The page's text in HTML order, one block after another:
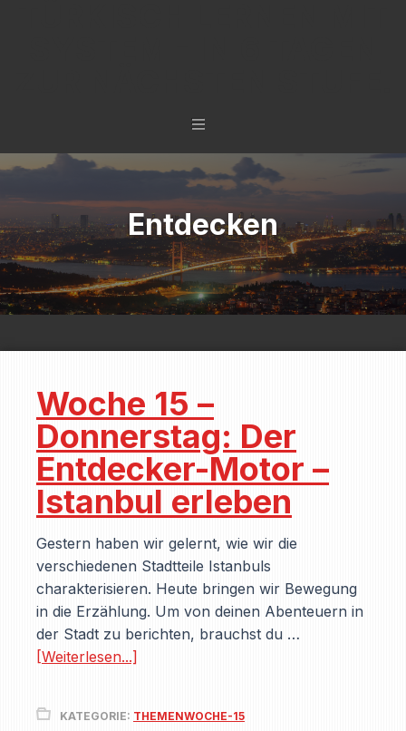
Entdecken
Woche 15 –
Donnerstag: Der
Entdecker-Motor –
Istanbul erleben
Gestern haben wir gelernt, wie wir die
verschiedenen Stadtteile Istanbuls
charakterisieren. Heute bringen wir Bewegung
in die Erzählung. Um von deinen Abenteuern in
der Stadt zu berichten, brauchst du …
[Weiterlesen...]
KATEGORIE: THEMENWOCHE-15